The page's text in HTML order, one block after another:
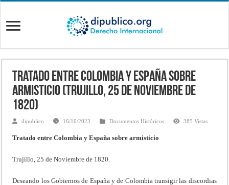
Tratado entre Colombia y España sobre
armisticio (Trujillo, 25 de Noviembre de
1820)
dipublico 16/10/2023 Documentos Históricos 385 Vistas
Tratado entre Colombia y España sobre armisticio
Trujillo, 25 de Noviembre de 1820.
Deseando los Gobiernos de España y de Colombia transigir las discordias